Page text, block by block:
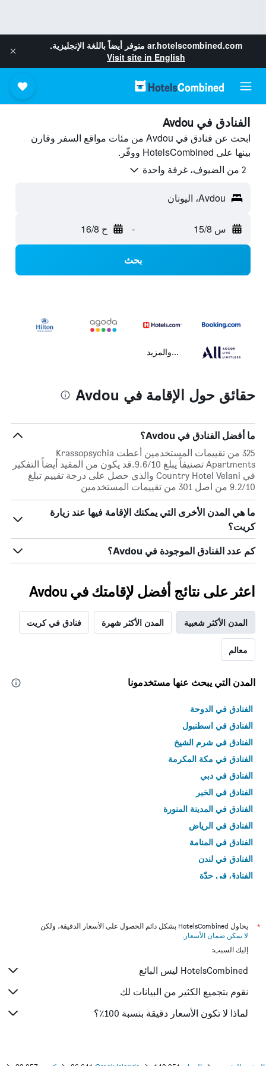
ar.hotelscombined.com متوفر أيضاً باللغة الإنجليزية.
Visit site in English
الفنادق في Avdou
ابحث عن فنادق في Avdou من مئات مواقع السفر وقارن
بينها على HotelsCombined ووفّر.
2 من الضيوف، غرفة واحدة
Avdou، اليونان
س 15/8 - ح 16/8
بحث
...والمزيد
حقائق حول الإقامة في Avdou
ما أفضل الفنادق في Avdou؟
325 من تقييمات المستخدمين أعطت Krassopsychia
Apartments تصنيفاً يبلغ 9.6/10.قد يكون من المفيد أيضاً التفكير
في Country Hotel Velani والذي حصل على درجة تقييم تبلغ
9.2/10 من اصل 301 من تقييمات المستخدمين
ما هي المدن الأخرى التي يمكنك الإقامة فيها عند زيارة
كريت؟
كم عدد الفنادق الموجودة في Avdou؟
اعثر على نتائج أفضل لإقامتك في Avdou
المدن الأكثر شعبية المدن الأكثر شهرة فنادق في كريت
معالم
المدن التي يبحث عنها مستخدمونا
الفنادق في الدوحة
الفنادق في اسطنبول
الفنادق في شرم الشيخ
الفنادق في مكة المكرمة
الفنادق في دبي
الفنادق في الخبر
الفنادق في المدينة المنورة
الفنادق في الرياض
الفنادق في المنامة
الفنادق في لندن
الفنادق في جدّة
*
يحاول HotelsCombined بشكل دائم الحصول على الأسعار الدقيقة، ولكن
لا يمكن ضمان الأسعار .
إليك السبب:
HotelsCombined ليس البائع
نقوم بتجميع الكثير من البيانات لك
لماذا لا تكون الأسعار دقيقة بنسبة 100٪؟